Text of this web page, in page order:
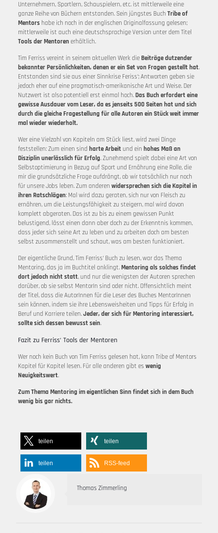
Unternehmern, Sportlern, Schauspielern, etc. ist mittlerweile eine
ganze Reihe von Büchern entstanden. Sein jüngstes Buch Tribe of
Mentorshabe ich noch in der englischen Originalfassung gelesen;
mittlerweile ist auch eine deutschsprachige Version unter dem Titel
Tools der Mentorenerhältlich.
Tim Ferriss vereint in seinem aktuellen Werk dieBeiträge dutzender
bekannter Persönlichkeiten, denen er ein Set von Fragen gestellt hat.
Entstanden sind sie aus einer Sinnkrise Feriss‘; Antworten geben sie
jedoch eher auf eine pragmatisch-amerikanische Art und Weise. Der
Nutzwert ist also potentiell erst einmal hoch.Das Buch erfordert eine
gewisse Ausdauer vom Leser, da es jenseits 500 Seiten hat und sich
durch die gleiche Fragestellung für alle Autoren ein Stück weit immer
mal wieder wiederholt.
Wer eine Vielzahl von Kapiteln am Stück liest, wird zwei Dinge
feststellen: Zum einen sind harte Arbeitund ein hohes Maß an
Disziplinunerlässlich für Erfolg. Zunehmend spielt dabei eine Art von
Selbstoptimierung in Bezug auf Sport und Ernährung eine Rolle, die
mir die grundsätzliche Frage aufdrängt, ob wir tatsächlich nur noch
für unsere Jobs leben. Zum anderen widersprechen sich die Kapitel in
ihren Ratschlägen: Mal wird dazu geraten, sich nur von Fleisch zu
ernähren, um die Leistungsfähigkeit zu steigern, mal wird davon
komplett abgeraten. Das ist zu bis zu einem gewissen Punkt
belustigend, lässt einen dann aber doch zu der Erkenntnis kommen,
dass jeder sich seine Art zu leben und zu arbeiten doch am besten
selbst zusammenstellt und schaut, was am besten funktioniert.
Der eigentliche Grund, Tim Ferriss‘ Buch zu lesen, war das Thema
Mentoring, das ja im Buchtitel anklingt.Mentoring als solches findet
dort jedoch nicht statt, und nur die wenigsten der Autoren sprechen
darüber, ob sie selbst MentorIn sind oder nicht. Offensichtlich meint
der Titel, dass die AutorInnen für die Leser des Buches MentorInnen
sein können, indem sie ihre Lebensweisheiten und Tipps für Erfolg in
Beruf und Karriere teilen.Jeder, der sich für Mentoring interessiert,
sollte sich dessen bewusst sein.
Fazit zu Ferriss‘ Tools der Mentoren
Wer noch kein Buch von Tim Ferriss gelesen hat, kann Tribe of Mentors
Kapitel für Kapitel lesen. Für alle anderen gibt es wenig
Neuigkeitswert.
Zum Thema Mentoring im eigentlichen Sinn findet sich in dem Buch
wenig bis gar nichts.
teilen teilen
teilen RSS-feed
Thomas Zimmerling